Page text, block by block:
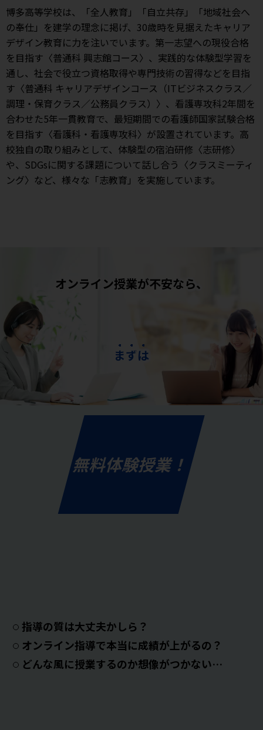
博多高等学校は、「全人教育」「自立共存」「地域社会へ
の奉仕」を建学の理念に掲げ、30歳時を見据えたキャリア
デザイン教育に力を注いでいます。第一志望への現役合格
を目指す〈普通科 興志館コース〉、実践的な体験型学習を
通し、社会で役立つ資格取得や専門技術の習得などを目指
す〈普通科 キャリアデザインコース（ITビジネスクラス／
調理・保育クラス／公務員クラス）〉、看護専攻科2年間を
合わせた5年一貫教育で、最短期間での看護師国家試験合格
を目指す〈看護科・看護専攻科〉が設置されています。高
校独自の取り組みとして、体験型の宿泊研修〈志研修〉
や、SDGsに関する課題について話し合う〈クラスミーティ
ング〉など、様々な「志教育」を実施しています。
オンライン授業が不安なら、
まず は
無料体験授業！
指導の質は大丈夫かしら？
オンライン指導で本当に成績が上がるの？
どんな風に授業するのか想像がつかない…